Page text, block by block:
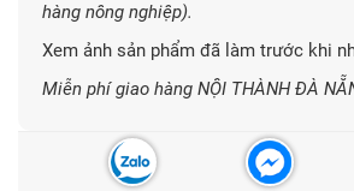
hàng nông nghiệp).
Xem ảnh sản phẩm đã làm trước khi
Miễn phí giao hàng NỘI THÀNH ĐÀ